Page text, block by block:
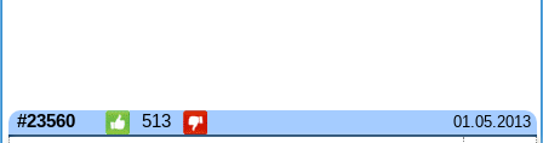
01.05.2013
#23560 513